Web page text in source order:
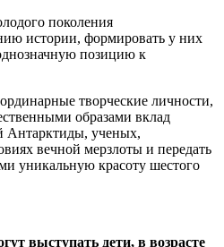
поколения
истории, формировать у них
позицию к
творческие личности,
образами вклад
Антарктиды, ученых,
вечной мерзлоты и передать
уникальную красоту шестого
выступать дети, в возрасте